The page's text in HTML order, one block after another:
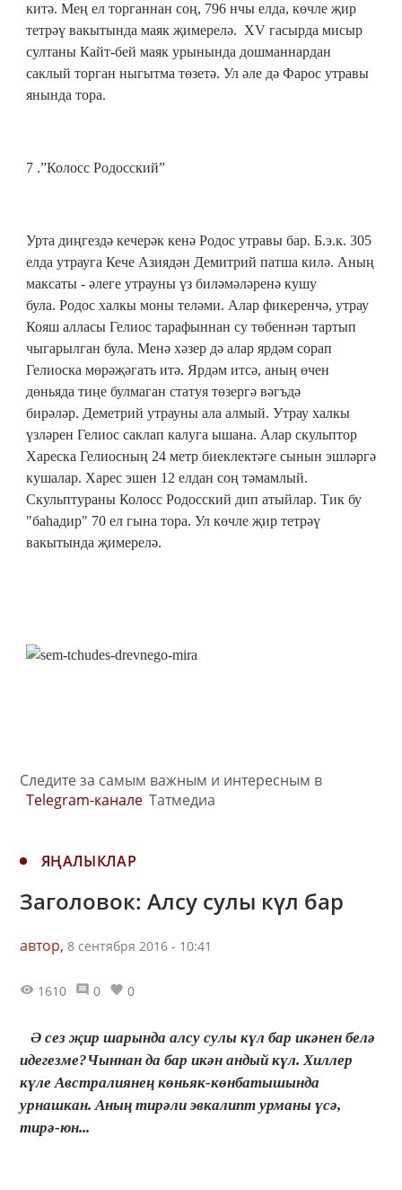
китә. Мең ел торганнан соң, 796 нчы елда, көчле җир
тетрәү вакытында маяк җимерелә. XV гасырда мисыр
султаны Кайт-бей маяк урынында дошманнардан
саклый торган ныгытма төзетә. Ул әле дә Фарос утравы
янында тора.
7 .”Колосс Родосский”
Урта диңгездә кечерәк кенә Родос утравы бар. Б.э.к. 305
елда утрауга Кече Азиядән Демитрий патша килә. Аның
максаты - әлеге утрауны үз биләмәләренә кушу
була. Родос халкы моны теләми. Алар фикеренчә, утрау
Кояш алласы Гелиос тарафыннан су төбеннән тартып
чыгарылган була. Менә хәзер дә алар ярдәм сорап
Гелиоска мөрәҗәгать итә. Ярдәм итсә, аның өчен
дөньяда тиңе булмаган статуя төзергә вәгъдә
бирәләр. Деметрий утрауны ала алмый. Утрау халкы
үзләрен Гелиос саклап калуга ышана. Алар скульптор
Хареска Гелиосның 24 метр биеклектәге сынын эшләргә
кушалар. Харес эшен 12 елдан соң тәмамлый.
Скульптураны Колосс Родосский дип атыйлар. Тик бу
"баһадир" 70 ел гына тора. Ул көчле җир тетрәү
вакытында җимерелә.
Следите за самым важным и интересным в
Telegram-канале Татмедиа
ЯҢАЛЫКЛАР
Заголовок: Алсу сулы күл бар
автор, 8 сентября 2016 - 10:41
1610 0 0
Ә сез җир шарында алсу сулы күл бар икәнен белә
идегезме?Чыннан да бар икән андый күл. Хиллер
күле Австралиянең көньяк-көнбатышында
урнашкан. Аның тирәли эвкалипт урманы үсә,
тирә-юн...